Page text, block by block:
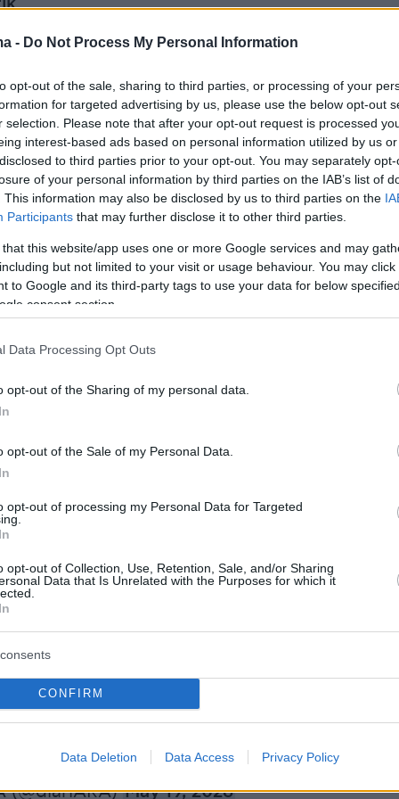
- Do Not Process My Personal Information
opt-out of the sale, sharing to third parties, or processing of your
for targeted advertising by us, please use the below opt-out
selection. Please note that after your opt-out request is processed
interest-based ads based on personal information utilized by us
to third parties prior to your opt-out. You may separately
of your personal information by third parties on the IAB’s list of
This information may also be disclosed by us to third parties on the
Participants that may further disclose it to other third parties.
that this website/app uses one or more Google services and may
but not limited to your visit or usage behaviour. You may
to Google and its third-party tags to use your data for below
consent section.
Data Processing Opt Outs
opt-out of the Sharing of my personal data.
opt-out of the Sale of my Personal Data.
opt-out of processing my Personal Data for Targeted
opt-out of Collection, Use, Retention, Sale, and/or Sharing
Data that Is Unrelated with the Purposes for which it
CONFIRM
Data Deletion Data Access Privacy Policy
έγινε στο σπίτι τουσήμερα το πρωί
μέσα ενημέρωσης αποτελεί
βήμαγια να οδηγηθεί ενώπιον της
όπου θα καταθέσει ως ύποπτος.
της, η οικογένεια Άντικ ανέφερε ότι ο
και παραμένει πλήρως συνεργάσιμος με τις
η κατάθεσή του αφορά τις έρευνες για το τι
Δεκεμβρίου το 2024.
Μαρτορέλ:
Andic entra esposat als jutjats de Martorell per
de la mort del seu pare, el fundador de Mango.
t.co/qyoTemIZ0R
(@rtvenoticies)May 19, 2026
ha entrat als jutjats de Martorell emmanillat i
dimarts. Els Mossos d'Esquadra han detingut
de Mango Isak Andic, per la mort del seu pare,
als 71 anys en caure per un barranc quan feia
pic.twitter.com/45i9aSeKE9
(@diariARA)May 19, 2026